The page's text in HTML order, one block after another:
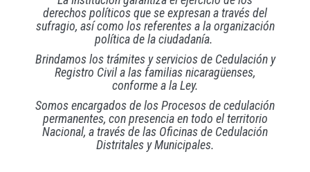
derechos políticos que se expresan a través del
sufragio, así como los referentes a la organización
política de la ciudadanía.
Brindamos los trámites y servicios de Cedulación y
Registro Civil a las familias nicaragüenses,
conforme a la Ley.
Somos encargados de los Procesos de cedulación
permanentes, con presencia en todo el territorio
Nacional, a través de las Oficinas de Cedulación
Distritales y Municipales.